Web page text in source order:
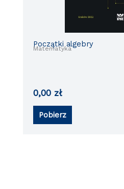
Matematyka
Początki algebry
0,00 zł
Pobierz